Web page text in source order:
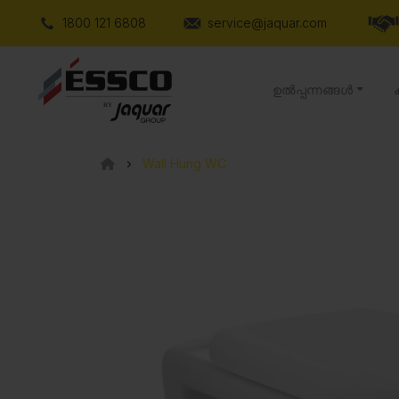
1800 121 6808 service@jaquar.com
ഉൽപ്പന്നങ്ങൾ
Wall Hung WC